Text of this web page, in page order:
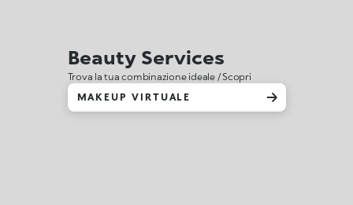
Beauty Services
Trova la tua combinazione ideale / Scopri
MAKEUP VIRTUALE